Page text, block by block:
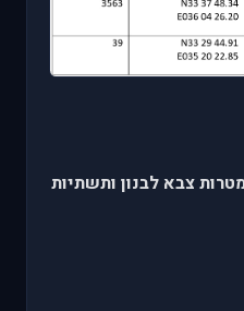
צבא לבנון ותשתיות